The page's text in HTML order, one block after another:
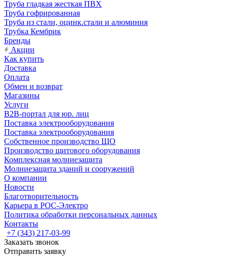
Труба гладкая жесткая ПВХ
Труба гофрированная
Труба из стали, оцинк.стали и алюминия
Трубка Кембрик
Бренды
Акции
Как купить
Доставка
Оплата
Обмен и возврат
Магазины
Услуги
B2B-портал для юр. лиц
Поставка электрооборудования
Поставка электрооборудования
Собственное производство ЩО
Производство щитового оборудования
Комплексная молниезащита
Молниезащита зданий и сооружений
О компании
Новости
Благотворительность
Карьера в РОС-Электро
Политика обработки персональных данных
Контакты
+7 (343) 217-03-99
Заказать звонок
Отправить заявку